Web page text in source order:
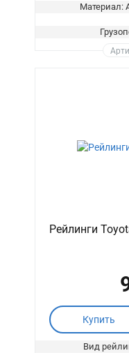
Материал:
Рейлинги
Купить
Вид